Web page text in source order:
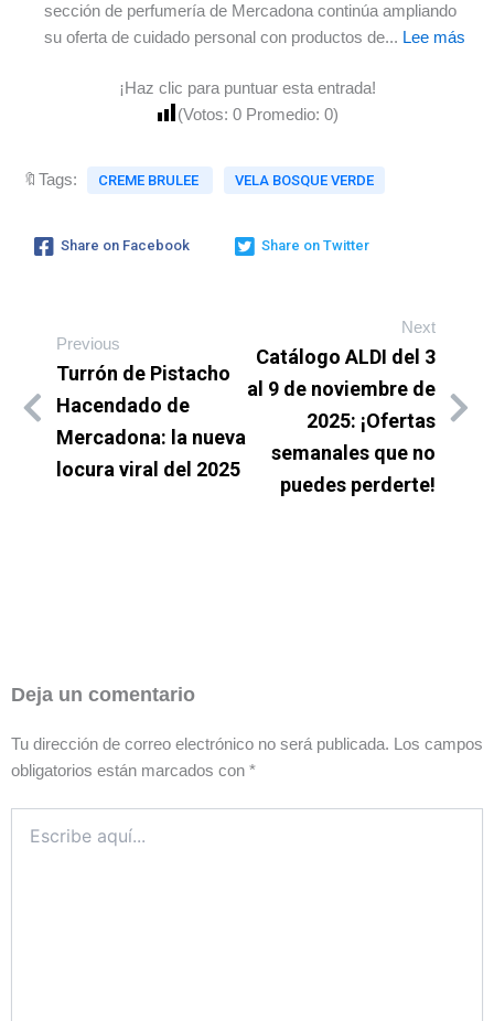
sección de perfumería de Mercadona continúa ampliando
su oferta de cuidado personal con productos de... Lee más
¡Haz clic para puntuar esta entrada!
(Votos: 0 Promedio: 0)
🔖Tags: CREME BRULEE VELA BOSQUE VERDE
Share on Facebook Share on Twitter
Previous
Turrón de Pistacho
Hacendado de
Mercadona: la nueva
locura viral del 2025
Next
Catálogo ALDI del 3
al 9 de noviembre de
2025: ¡Ofertas
semanales que no
puedes perderte!
Deja un comentario
Tu dirección de correo electrónico no será publicada. Los campos
obligatorios están marcados con *
aquí...